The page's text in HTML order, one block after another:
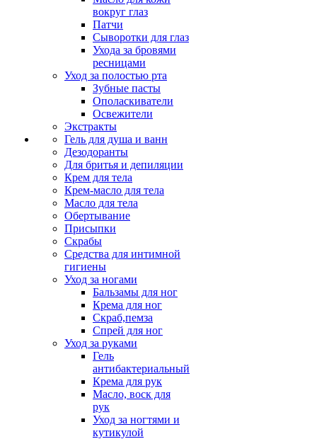
вокруг глаз
Патчи
Сыворотки для глаз
Ухода за бровями
ресницами
Уход за полостью рта
Зубные пасты
Ополаскиватели
Освежители
Экстракты
Гель для душа и ванн
Дезодоранты
Для бритья и депиляции
Крем для тела
Крем-масло для тела
Масло для тела
Обертывание
Присыпки
Скрабы
Средства для интимной
гигиены
Уход за ногами
Бальзамы для ног
Крема для ног
Скраб,пемза
Спрей для ног
Уход за руками
Гель
антибактериальный
Крема для рук
Масло, воск для
рук
Уход за ногтями и
кутикулой